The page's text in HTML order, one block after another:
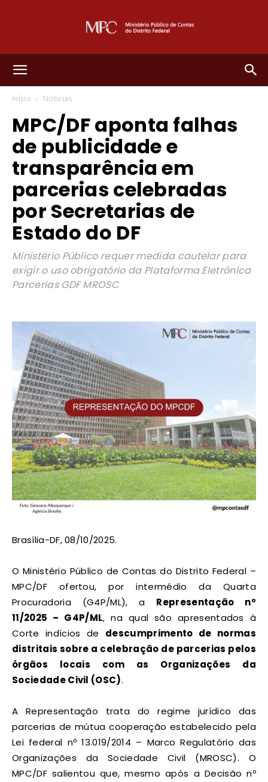
Público
de
Contas
Distrito
Federal
Início Noticias
MPC/DF aponta falhas
de publicidade e
transparência em
parcerias celebradas
por Secretarias de
Estado do DF
Ministério Público requer medida cautelar para
exigir o uso obrigatório da Plataforma Eletrônica
Parcerias GDF MROSC
Brasília-DF, 08/10/2025.
O Ministério Público de Contas do Distrito Federal –
MPC/DF ofertou, por intermédio da Quarta
Procuradoria (G4P/ML), a Representação nº
11/2025 – G4P/ML, na qual são apresentados à
Corte indícios de descumprimento de normas
distritais sobre a celebração de parcerias pelos
órgãos locais com as Organizações da
Sociedade Civil (OSC).
A Representação trata do regime jurídico das
parcerias de mútua cooperação estabelecido pela
Lei federal nº 13.019/2014 – Marco Regulatório das
Organizações da Sociedade Civil (MROSC). O
MPC/DF salientou que, mesmo após a Decisão nº